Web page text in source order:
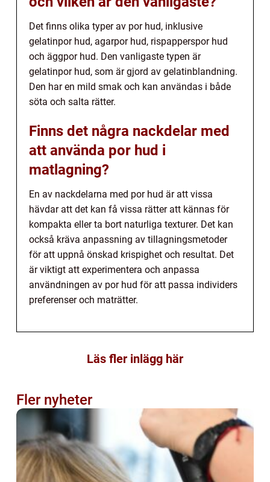
Det finns olika typer av por hud, inklusive
gelatinpor hud, agarpor hud, rispapperspor hud
och äggpor hud. Den vanligaste typen är
gelatinpor hud, som är gjord av gelatinblandning.
Den har en mild smak och kan användas i både
söta och salta rätter.
Finns det några nackdelar med
att använda por hud i
matlagning?
En av nackdelarna med por hud är att vissa
hävdar att det kan få vissa rätter att kännas för
kompakta eller ta bort naturliga texturer. Det kan
också kräva anpassning av tillagningsmetoder
för att uppnå önskad krispighet och resultat. Det
är viktigt att experimentera och anpassa
användningen av por hud för att passa individers
preferenser och maträtter.
Läs fler inlägg här
Fler nyheter